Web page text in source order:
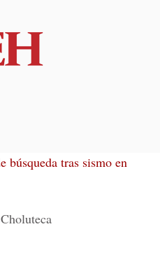
búsqueda tras sismo en